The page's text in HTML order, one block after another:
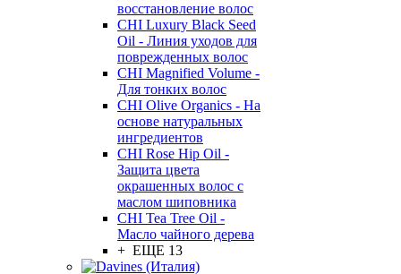
восстановление волос
CHI Luxury Black Seed
Oil - Линия уходов для
поврежденных волос
CHI Magnified Volume -
Для тонких волос
CHI Olive Organics - На
основе натуральных
ингредиентов
CHI Rose Hip Oil -
Защита цвета
окрашенных волос с
маслом шиповника
CHI Tea Tree Oil -
Масло чайного дерева
+ ЕЩЕ 13